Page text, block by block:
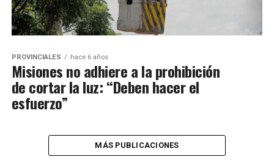
PROVINCIALES hace 6 años
Misiones no adhiere a la prohibición
de cortar la luz: “Deben hacer el
esfuerzo”
MÁS PUBLICACIONES